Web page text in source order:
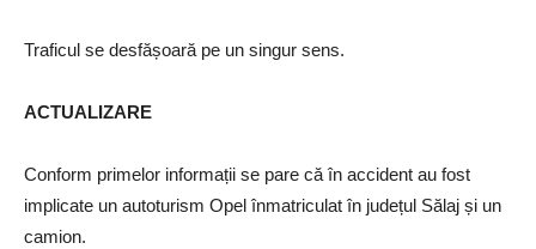
Traficul se desfășoară pe un singur sens.
ACTUALIZARE
Conform primelor informații se pare că în accident au fost
implicate un autoturism Opel înmatriculat în județul Sălaj și un
camion.